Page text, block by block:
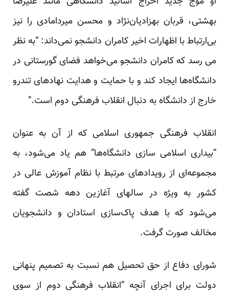
بهشتی، قربان بهزادیان‌نژاد و محسن میردامادی را نیز
بی‌ارتباط با اظهارات اخیر کامران دانشجو نمی‌داند: “به نظر
می رسد که کامران دانشجو می‌خواهد فضای گورستانی در
دانشگاه‌ها ایجاد کند و با حمایت و هدایت نهادهای تندرو
خارج از دانشگاه به دنبال انقلاب فرهنگی دوم است.”
انقلاب فرهنگی جمهوری اسلامی که از آن به عنوان
“بیداری اسلامی سازی دانشگاه‌ها” هم یاد می‌شود، به
مجموعه‌ای از رویدادهای مرتبط با نظام آموزش عالی در
کشور به ویژه در سالهای آغازین دهه شصت گفته
می‌شود که با هدف پاک‌سازی استادان و دانشجویان
مخالف صورت گرفت.
شورای دفاع از حق تحصیل هم نسبت به تصمیم پنهانی
دولت برای اجرای آنچه “انقلاب فرهنگی دوم از سوی